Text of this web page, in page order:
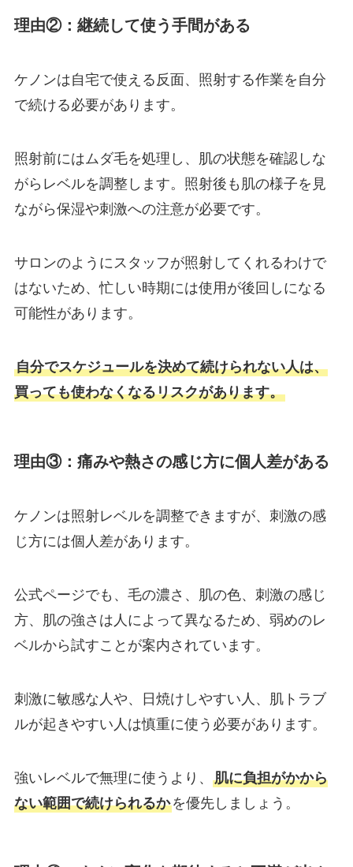
理由②：継続して使う手間がある
ケノンは自宅で使える反面、照射する作業を自分
で続ける必要があります。
照射前にはムダ毛を処理し、肌の状態を確認しな
がらレベルを調整します。照射後も肌の様子を見
ながら保湿や刺激への注意が必要です。
サロンのようにスタッフが照射してくれるわけで
はないため、忙しい時期には使用が後回しになる
可能性があります。
自分でスケジュールを決めて続けられない人は、
買っても使わなくなるリスクがあります。
理由③：痛みや熱さの感じ方に個人差がある
ケノンは照射レベルを調整できますが、刺激の感
じ方には個人差があります。
公式ページでも、毛の濃さ、肌の色、刺激の感じ
方、肌の強さは人によって異なるため、弱めのレ
ベルから試すことが案内されています。
刺激に敏感な人や、日焼けしやすい人、肌トラブ
ルが起きやすい人は慎重に使う必要があります。
強いレベルで無理に使うより、 肌に負担がかから
ない範囲で続けられるかを優先しましょう。